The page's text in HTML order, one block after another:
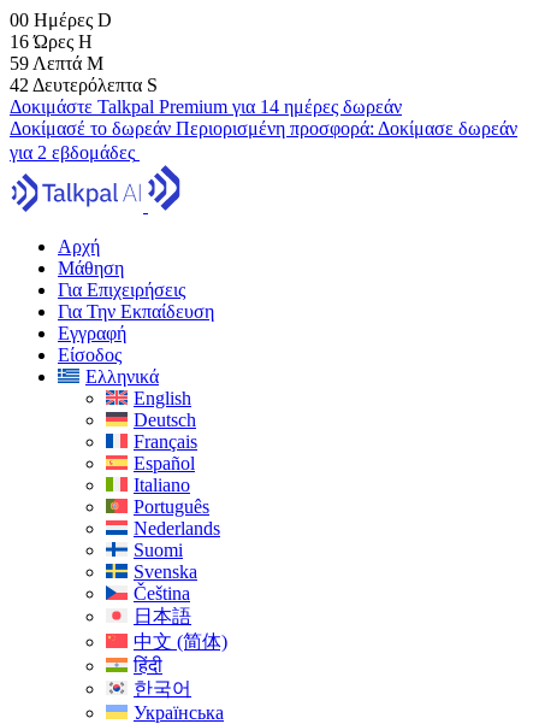
00 Ημέρες D
16 Ώρες H
59 Λεπτά M
41 Δευτερόλεπτα S
Δοκιμάστε Talkpal Premium για 14 ημέρες δωρεάν
Δοκίμασέ το δωρεάν Περιορισμένη προσφορά: Δοκίμασε δωρεάν
για 2 εβδομάδες
Αρχή
Μάθηση
Για Επιχειρήσεις
Για Την Εκπαίδευση
Εγγραφή
Είσοδος
Ελληνικά
English
Deutsch
Français
Español
Italiano
Português
Nederlands
Suomi
Svenska
Čeština
日本語
中文 (简体)
हिंदी
한국어
Українська